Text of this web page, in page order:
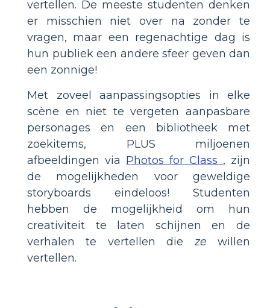
vertellen. De meeste studenten denken
er misschien niet over na zonder te
vragen, maar een regenachtige dag is
hun publiek een andere sfeer geven dan
een zonnige!
Met zoveel aanpassingsopties in elke
scène en niet te vergeten aanpasbare
personages en een bibliotheek met
zoekitems, PLUS miljoenen
afbeeldingen via Photos for Class , zijn
de mogelijkheden voor geweldige
storyboards eindeloos! Studenten
hebben de mogelijkheid om hun
creativiteit te laten schijnen en de
verhalen te vertellen die ze willen
vertellen.